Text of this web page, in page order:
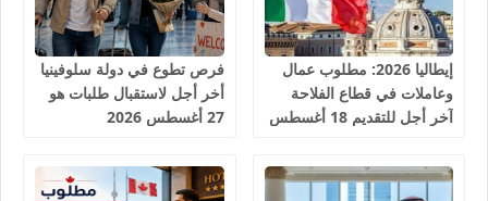
إيطاليا 2026: مطلوب عمال
وعاملات في قطاع الفلاحة
آخر أجل للتقديم 18 أغسطس
فرص تطوع في دولة سلوفينيا
أخر أجل لاستقبال طلبات هو
27 أغسطس 2026